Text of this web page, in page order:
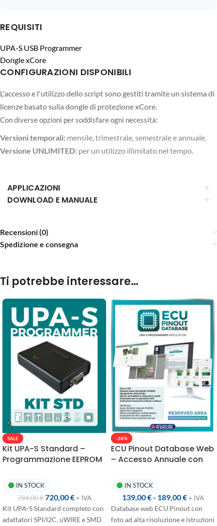
REQUISITI
UPA-S USB Programmer
Dongle xCore
CONFIGURAZIONI DISPONIBILI
L'accesso e l'utilizzo dello script sono gestiti tramite un sistema di
licenze basato sulla dongle di protezione xCore.
Con diverse opzioni per soddisfare ogni necessità:
Versioni temporali: mensile, trimestrale, semestrale e annuale.
Versione UNLIMITED: per un utilizzo illimitato nel tempo.
APPLICAZIONI
DOWNLOAD E MANUALE
Recensioni (0)
Spedizione e consegna
Ti potrebbe interessare…
SALE
Kit UPA-S Standard –
Programmazione EEPROM
IN STOCK
784,00€ 720,00€ + IVA
Kit UPA-S Standard completo con
adattatori SPI/I2C, uWIRE e SMD
-26%
ECU Pinout Database Web
– Accesso Annuale con
IN STOCK
139,00€- 189,00€ + IVA
Database web ECU Pinout con
foto ad alta risoluzione e istruzioni